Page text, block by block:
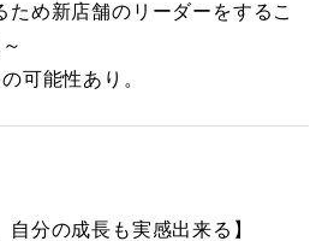
ため新店舗のリーダーをするこ
可能性あり。
自分の成長も実感出来る】